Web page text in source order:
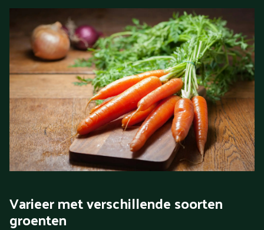
Varieer met verschillende soorten
groenten